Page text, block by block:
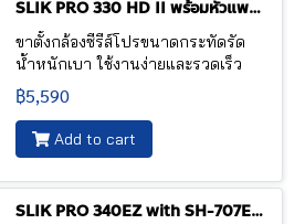
SLIK PRO 330 HD II พร้อมหัวแพน 3-Way SH-737HD
ขาตั้งกล้องซีรีส์โปรขนาดกระทัดรัด
น้ำหนักเบา ใช้งานง่ายและรวดเร็ว
฿5,590
Add to cart
SLIK PRO 340EZ with SH-707E multi-action pan head